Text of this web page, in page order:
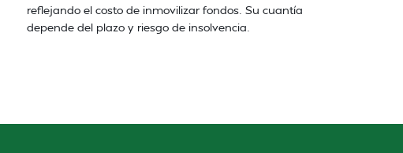
reflejando el costo de inmovilizar fondos. Su cuantía
depende del plazo y riesgo de insolvencia.